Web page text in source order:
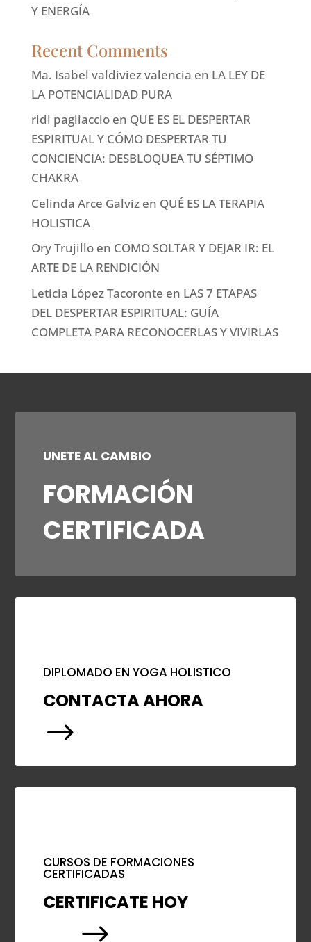
Y ENERGÍA
Recent Comments
Ma. Isabel valdiviez valencia en LA LEY DE
LA POTENCIALIDAD PURA
ridi pagliaccioen QUE ES EL DESPERTAR
ESPIRITUAL Y CÓMO DESPERTAR TU
CONCIENCIA: DESBLOQUEA TU SÉPTIMO
CHAKRA
Celinda Arce Galvizen QUÉ ES LA TERAPIA
HOLISTICA
Ory Trujilloen COMO SOLTAR Y DEJAR IR: EL
ARTE DE LA RENDICIÓN
Leticia López Tacoronte en LAS 7 ETAPAS
DEL DESPERTAR ESPIRITUAL: GUÍA
COMPLETA PARA RECONOCERLAS Y VIVIRLAS
UNETE AL CAMBIO
FORMACIÓN
CERTIFICADA
DIPLOMADO EN YOGA HOLISTICO
CONTACTA AHORA
$
CURSOS DE FORMACIONES
CERTIFICADAS
CERTIFICATE HOY
$